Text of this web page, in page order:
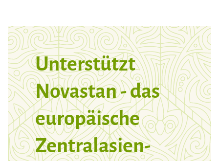
Unterstützt
Novastan - das
europäische
Zentralasien-